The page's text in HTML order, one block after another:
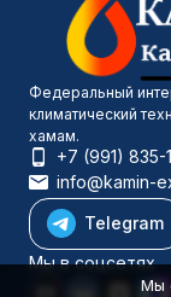
Федеральный
климатический
хамам.
+7 (991) 835-
info@kamin-
Telegram
Мы в соцсетях
Мы